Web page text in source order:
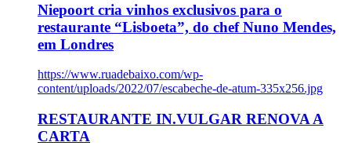
Niepoort cria vinhos exclusivos para o
restaurante “Lisboeta”, do chef Nuno Mendes,
em Londres
https://www.ruadebaixo.com/wp-
content/uploads/2022/07/escabeche-de-atum-335x256.jpg
RESTAURANTE IN.VULGAR RENOVA A
CARTA